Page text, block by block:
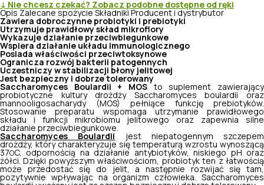
↓ Nie chcesz czekać? Zobacz podobne dostępne od ręki
Opis Zalecane spożycie Składniki Producent i dystrybutor
Zawiera dobroczynne probiotyki i prebiotyki
Utrzymuje prawidłowy skład mikroflory
Wykazuje działanie przeciwbiegunkowe
Wspiera działanie układu immunologicznego
Posiada właściwości przeciwtoksynowe
Ogranicza rozwój bakterii patogennych
Uczestniczy w stabilizacji błony jelitowej
Jest bezpieczny i dobrze tolerowany
Saccharomyces Boulardii + MOS to suplement zawierający
probiotyczne kultury drożdży Saccharomyces boulardii oraz
mannooligosacharydy (MOS) pełniące funkcję prebiotyków.
Stosowanie preparatu wspomaga utrzymanie prawidłowego
składu i funkcji mikrobiomu jelitowego oraz zapewnia silne
działanie przeciwbiegunkowe.
Saccharomyces Boulardii jest niepatogennym szczepem
drożdży, który charakteryzuje się temperaturą wzrostu wynoszącą
37OC, odpornością na działanie antybiotyków, niskiego pH oraz
żółci. Dzięki powyższym właściwościom, probiotyk ten z łatwością
może przedostać się do jelit, a następnie rozwijać się tam,
pozytywnie wpływając na organizm człowieka. Saccharomyces